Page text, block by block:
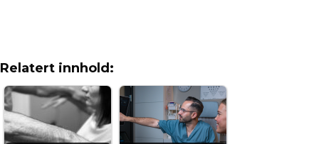
recommend him 🙂
ALBA RODRIGUEZ RUIZ
Relatert innhold: